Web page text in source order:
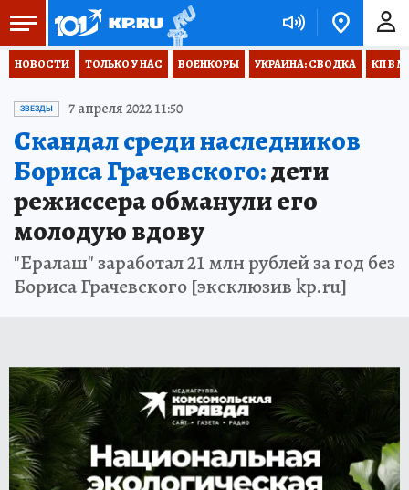
НОВОСТИ ТОЛЬКО У НАС ВОЕНКОРЫ УКРАИНА: СВОДКА КП В
ЗВЕЗДЫ 7 апреля 2022 11:50
Скандал среди наследников
Бориса Грачевского:дети
режиссера обманули его
молодую вдову
"Ералаш" заработал 21 млн рублей за год без
Бориса Грачевского [эксклюзив kp.ru]